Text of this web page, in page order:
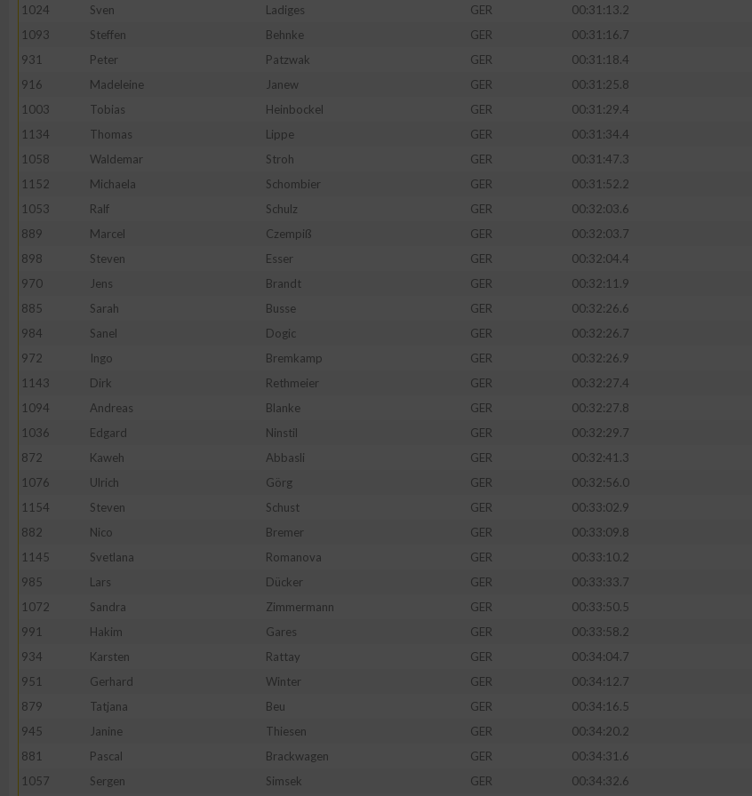
1024
Sven Ladiges GER
00:31:13.2
1093
Steffen Behnke GER
00:31:16.7
931
Peter Patzwak GER
00:31:18.4
916
Madeleine Janew GER
00:31:25.8
1003
Tobias Heinbockel GER
00:31:29.4
1134
Thomas Lippe GER
00:31:34.4
1058
Waldemar Stroh GER
00:31:47.3
1152
Michaela Schombier GER
00:31:52.2
1053
Ralf Schulz GER
00:32:03.6
889
Marcel Czempiß GER
00:32:03.7
898
Steven Esser GER
00:32:04.4
970
Jens Brandt GER
00:32:11.9
885
Sarah Busse GER
00:32:26.6
984
Sanel Dogic GER
00:32:26.7
972
Ingo Bremkamp GER
00:32:26.9
1143
Dirk Rethmeier GER
00:32:27.4
1094
Andreas Blanke GER
00:32:27.8
1036
Edgard Ninstil GER
00:32:29.7
872
Kaweh Abbasli GER
00:32:41.3
1076
Ulrich Görg GER
00:32:56.0
1154
Steven Schust GER
00:33:02.9
882
Nico Bremer GER
00:33:09.8
1145
Svetlana Romanova GER
00:33:10.2
985
Lars Dücker GER
00:33:33.7
1072
Sandra Zimmermann GER
00:33:50.5
991
Hakim Gares GER
00:33:58.2
934
Karsten Rattay GER
00:34:04.7
951
Gerhard Winter GER
00:34:12.7
879
Tatjana Beu GER
00:34:16.5
945
Janine Thiesen GER
00:34:20.2
881
Pascal Brackwagen GER
00:34:31.6
1057
Sergen Simsek GER 00:34:32.6
Erstellung von Profilen zur Personalisierung von Inhalten
Verwendung von Profilen zur Auswahl personalisierter Inhalte
verschiedenen Quellen
Entwicklung und Verbesserung der Angebote
Verwendung reduzierter Daten zur Auswahl von Inhalten
IAB-Besonderheiten:
Verwendung genauer Standortdaten
Nicht-IAB-Verarbeitungszwecke:
Performance
Funktional
Werbung